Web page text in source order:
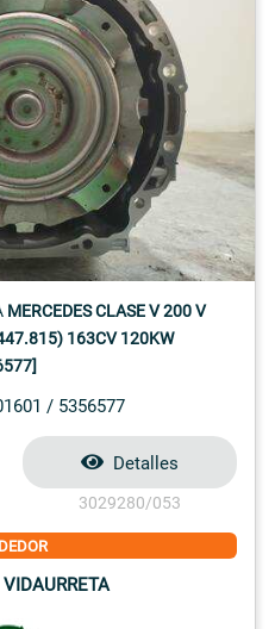
MERCEDES CLASE V 200 V
163CV 120KW
/ 5356577
Detalles
3029280/053